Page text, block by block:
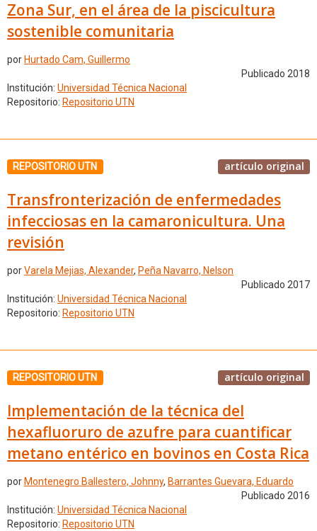
Zona Sur, en el área de la piscicultura
sostenible comunitaria
por Hurtado Cam, Guillermo
Publicado 2018
Institución: Universidad Técnica Nacional
Repositorio: Repositorio UTN
REPOSITORIO UTN artículo original
Transfronterización de enfermedades
infecciosas en la camaronicultura. Una
revisión
porVarela Mejias, Alexander, Peña Navarro, Nelson
Publicado 2017
Institución: Universidad Técnica Nacional
Repositorio: Repositorio UTN
REPOSITORIO UTN artículo original
Implementación de la técnica del
hexafluoruro de azufre para cuantificar
metano entérico en bovinos en Costa Rica
por Montenegro Ballestero, Johnny, Barrantes Guevara, Eduardo
Publicado 2016
Institución: Universidad Técnica Nacional
Repositorio: Repositorio UTN